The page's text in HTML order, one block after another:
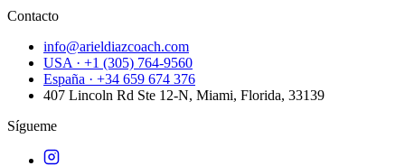
Contacto
info@arieldiazcoach.com
USA · +1 (305) 764-9560
España · +34 659 674 376
407 Lincoln Rd Ste 12-N, Miami, Florida, 33139
Sígueme